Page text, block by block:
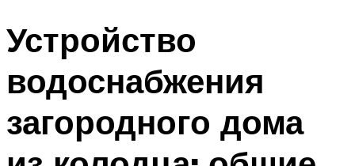
Устройство
водоснабжения
загородного дома